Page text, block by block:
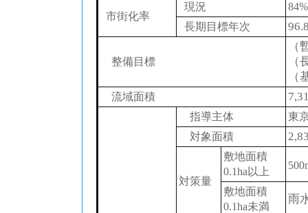
市街化率
現況
長期目標年次
整備目標
（
（
（
流域面積
指導主体
東
対象面積
対策量
敷地面積
0.1ha以上
敷地面積
0.1ha未満
雨